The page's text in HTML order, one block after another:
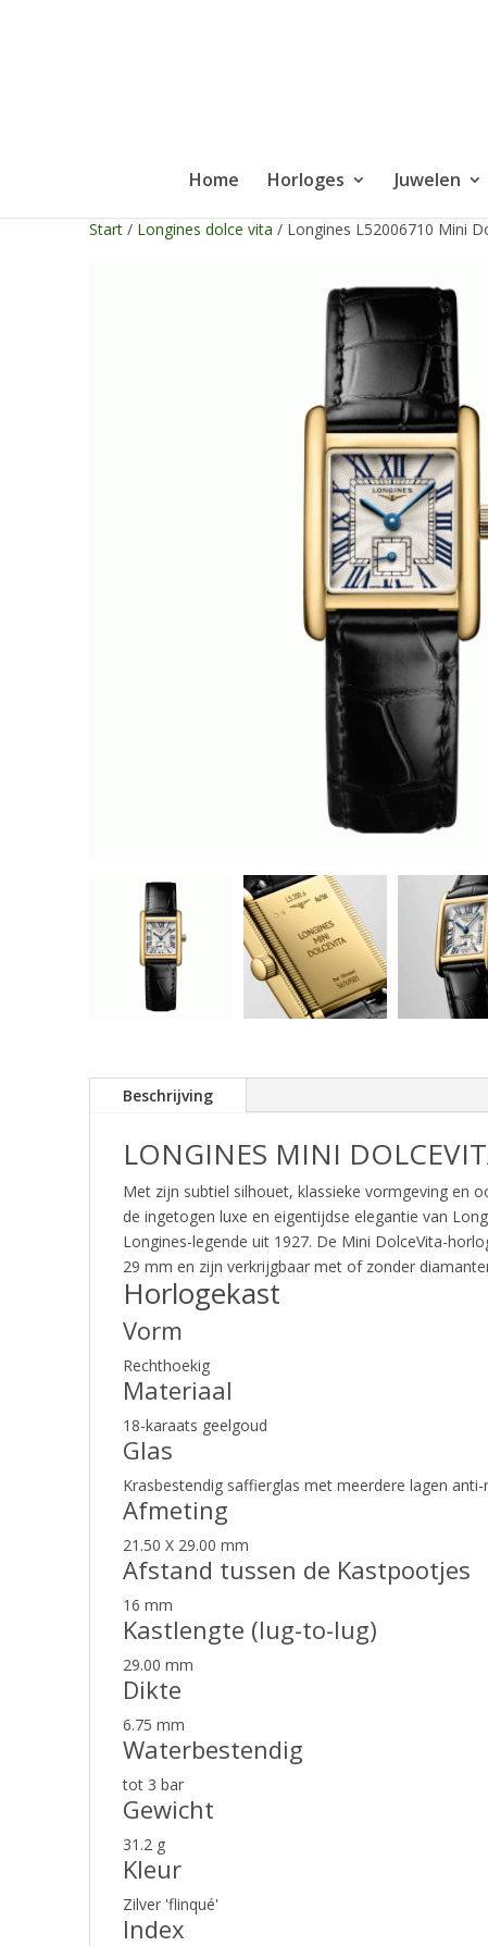
Home Horloges Juwelen
Start/ Longines dolce vita / Longines L52006710 Mini
Beschrijving
LONGINES MINI
Met zijn subtiel silhouet, klassieke vormgeving en
de ingetogen luxe en eigentijdse elegantie van
Longines-legende uit 1927. De Mini DolceVita-
29 mm en zijn verkrijgbaar met of zonder
Horlogekast
Vorm
Rechthoekig
Materiaal
18-karaats geelgoud
Glas
Krasbestendig saffierglas met meerdere lagen
Afmeting
21.50 X 29.00 mm
Afstand tussen de Kastpootjes
16 mm
Kastlengte (lug-to-lug)
29.00 mm
Dikte
6.75 mm
Waterbestendig
tot 3 bar
Gewicht
31.2 g
Kleur
Zilver 'flinqué'
Index